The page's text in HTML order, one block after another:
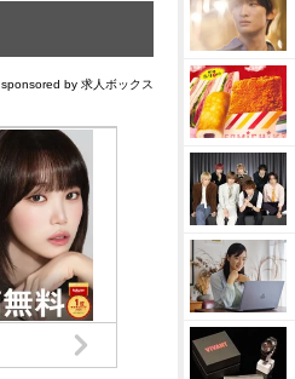
sponsored by 求人ボックス